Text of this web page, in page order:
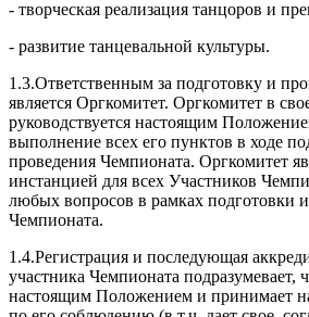
- творческая реализация танцоров и
- развитие танцевальной культуры.
1.3.Ответственным за подготовку и
является Оргкомитет. Оргкомитет в
руководствуется настоящим
выполнение всех его пунктов в ходе
проведения Чемпионата. Оргкомитет
инстанцией для всех Участников
любых вопросов в рамках подготовки
Чемпионата.
1.4.Регистрация и последующая
участника Чемпионата подразумевает,
настоящим Положением и принимает на